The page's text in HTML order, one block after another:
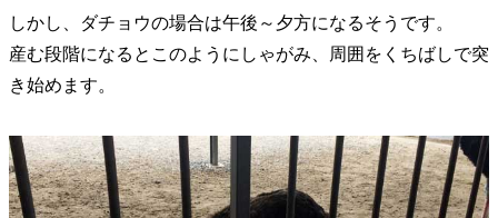
しかし、ダチョウの場合は午後～夕方になるそうです。
産む段階になるとこのようにしゃがみ、周囲をくちばしで突
き始めます。